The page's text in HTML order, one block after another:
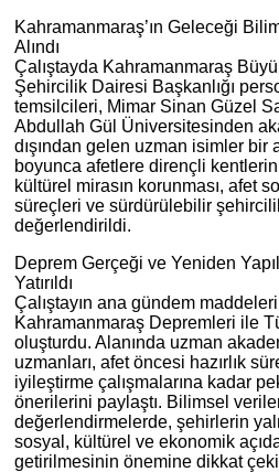
Kahramanmaraş’ın Geleceği
Alındı
Çalıştayda Kahramanmaraş
Şehircilik Dairesi Başkanlığı
temsilcileri, Mimar Sinan Güzel
Abdullah Gül Üniversitesinden
dışından gelen uzman isimler bir
boyunca afetlere dirençli
kültürel mirasın korunması, afet
süreçleri ve sürdürülebilir
değerlendirildi.
Deprem Gerçeği ve Yeniden
Yatırıldı
Çalıştayın ana gündem
Kahramanmaraş Depremleri ile
oluşturdu. Alanında uzman
uzmanları, afet öncesi hazırlık
iyileştirme çalışmalarına kadar
önerilerini paylaştı. Bilimsel
değerlendirmelerde, şehirlerin
sosyal, kültürel ve ekonomik
getirilmesinin önemine dikkat